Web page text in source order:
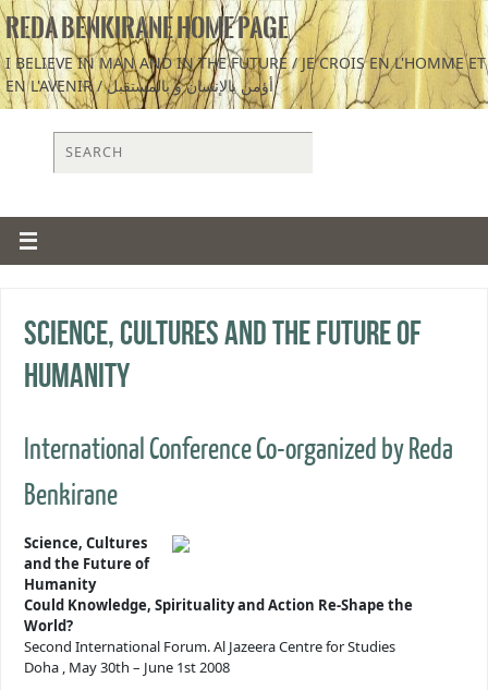
REDA BENKIRANE HOME PAGE
I BELIEVE IN MAN AND IN THE FUTURE / JE CROIS EN L'HOMME ET
EN L'AVENIR / أؤمن بالإنسان و بالمستقبل
Science, Cultures and the Future of
Humanity
International Conference Co-organized by Reda
Benkirane
Science, Cultures
and the Future of
Humanity
Could Knowledge, Spirituality and Action Re-Shape the
World?
Second International Forum. Al Jazeera Centre for Studies
Doha , May 30th – June 1st 2008